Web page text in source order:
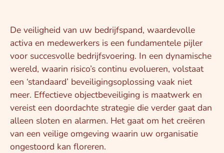
De veiligheid van uw bedrijfspand, waardevolle
activa en medewerkers is een fundamentele pijler
voor succesvolle bedrijfsvoering. In een dynamische
wereld, waarin risico’s continu evolueren, volstaat
een ‘standaard’ beveiligingsoplossing vaak niet
meer. Effectieve objectbeveiliging is maatwerk en
vereist een doordachte strategie die verder gaat dan
alleen sloten en alarmen. Het gaat om het creëren
van een veilige omgeving waarin uw organisatie
ongestoord kan floreren.